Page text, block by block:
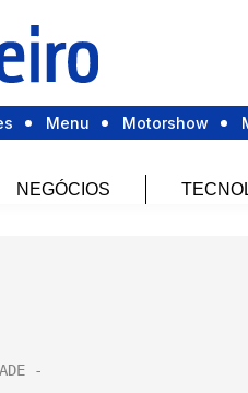
Menu Motorshow
NEGÓCIOS